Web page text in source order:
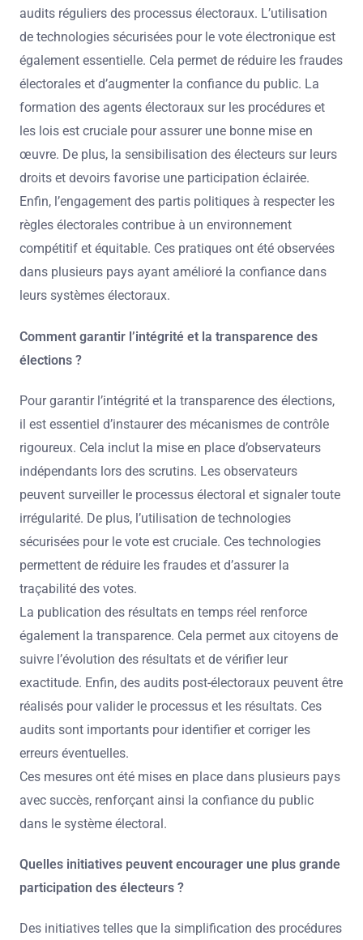
audits réguliers des processus électoraux. L’utilisation
de technologies sécurisées pour le vote électronique est
également essentielle. Cela permet de réduire les fraudes
électorales et d’augmenter la confiance du public. La
formation des agents électoraux sur les procédures et
les lois est cruciale pour assurer une bonne mise en
œuvre. De plus, la sensibilisation des électeurs sur leurs
droits et devoirs favorise une participation éclairée.
Enfin, l’engagement des partis politiques à respecter les
règles électorales contribue à un environnement
compétitif et équitable. Ces pratiques ont été observées
dans plusieurs pays ayant amélioré la confiance dans
leurs systèmes électoraux.
Comment garantir l’intégrité et la transparence des
élections ?
Pour garantir l’intégrité et la transparence des élections,
il est essentiel d’instaurer des mécanismes de contrôle
rigoureux. Cela inclut la mise en place d’observateurs
indépendants lors des scrutins. Les observateurs
peuvent surveiller le processus électoral et signaler toute
irrégularité. De plus, l’utilisation de technologies
sécurisées pour le vote est cruciale. Ces technologies
permettent de réduire les fraudes et d’assurer la
traçabilité des votes.
La publication des résultats en temps réel renforce
également la transparence. Cela permet aux citoyens de
suivre l’évolution des résultats et de vérifier leur
exactitude. Enfin, des audits post-électoraux peuvent être
réalisés pour valider le processus et les résultats. Ces
audits sont importants pour identifier et corriger les
erreurs éventuelles.
Ces mesures ont été mises en place dans plusieurs pays
avec succès, renforçant ainsi la confiance du public
dans le système électoral.
Quelles initiatives peuvent encourager une plus grande
participation des électeurs ?
Des initiatives telles que la simplification des procédures